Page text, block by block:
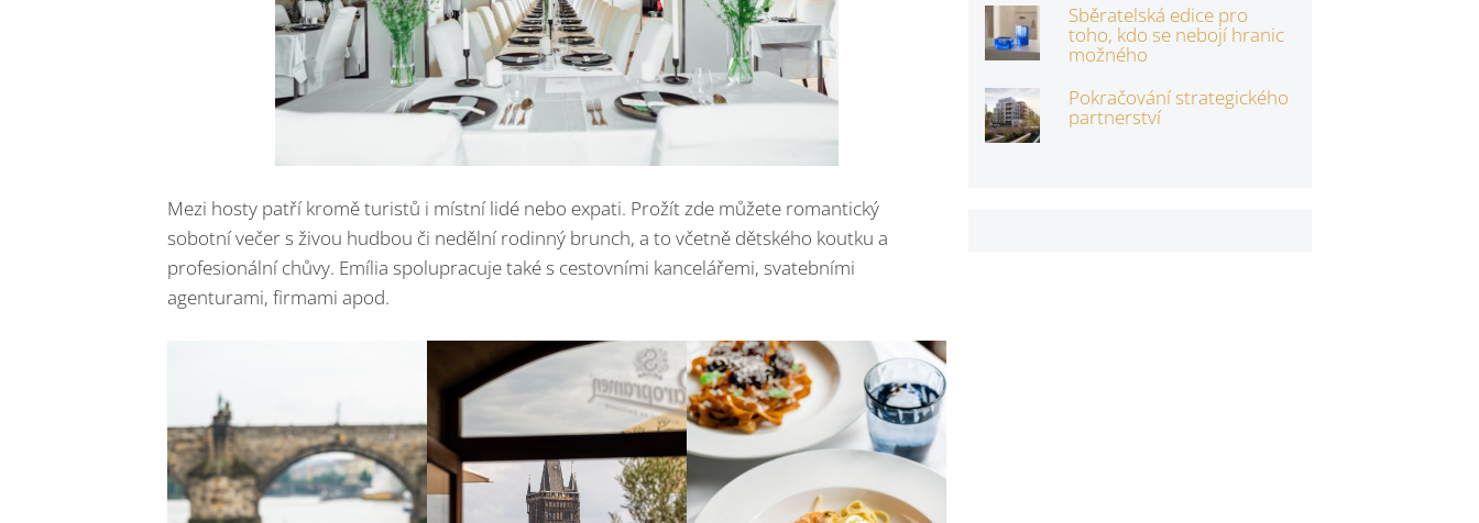
Mezi hosty patří kromě turistů i místní lidé nebo expati. Prožít zde můžete romantický
sobotní večer s živou hudbou či nedělní rodinný brunch, a to včetně dětského koutku a
profesionální chůvy. Emília spolupracuje také s cestovními kancelářemi, svatebními
agenturami, firmami apod.
Sběratelská edice pro
toho, kdo se nebojí hranic
možného
Pokračování strategického
partnerství